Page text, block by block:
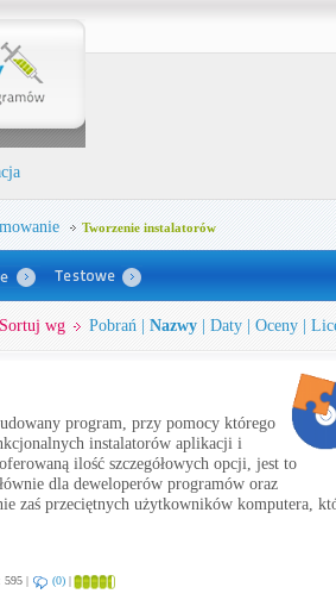
Tworzenie instalatorów
Sortuj wg Pobrań Nazwy Daty Oceny
program, przy pomocy którego
instalatorów aplikacji i
ilość szczegółowych opcji, jest to
dla deweloperów programów oraz
zaś przeciętnych użytkowników komputera,
595 | (0) |